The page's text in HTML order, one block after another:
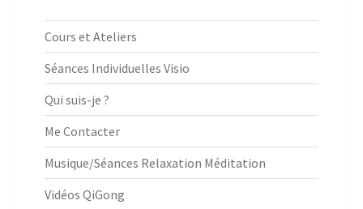
Cours et Ateliers
Séances Individuelles Visio
Qui suis-je ?
Me Contacter
Musique/Séances Relaxation Méditation
Vidéos QiGong